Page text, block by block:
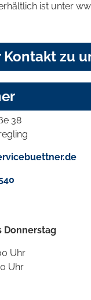
ist unter
Kontakt zu
38
Donnerstag
Uhr
Uhr